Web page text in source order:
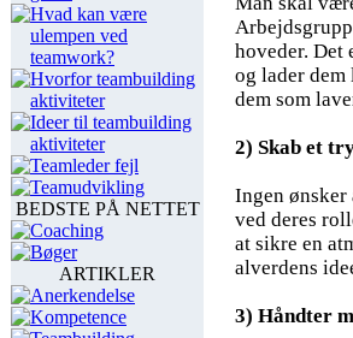
Hvad kan være
ulempen ved
teamwork?
Hvorfor teambuilding
aktiviteter
Ideer til teambuilding
aktiviteter
Teamleder fejl
Teamudvikling
BEDSTE PÅ NETTET
Coaching
Bøger
ARTIKLER
Anerkendelse
Kompetence
hoveder. Det
og lader
dem som
2) Skab et
Ingen ønsker
ved deres
at sikre en
alverdens
3) Håndter